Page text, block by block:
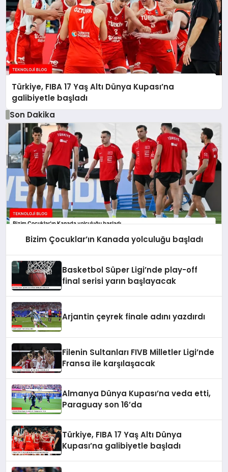
Türkiye, FIBA 17 Yaş Altı Dünya Kupası’na
galibiyetle başladı
Son Dakika
Bizim Çocuklar’ın Kanada yolculuğu başladı
Basketbol Süper Ligi’nde play-off
final serisi yarın başlayacak
Arjantin çeyrek finale adını yazdırdı
Filenin Sultanları FIVB Milletler Ligi’nde
Fransa ile karşılaşacak
Almanya Dünya Kupası’na veda etti,
Paraguay son 16’da
Türkiye, FIBA 17 Yaş Altı Dünya
Kupası’na galibiyetle başladı